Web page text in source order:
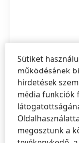
Sütiket
működésének
hirdetések
média funkciók
megosztunk a